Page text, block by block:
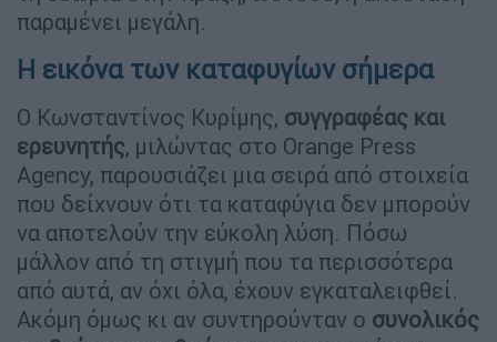
παραμένει μεγάλη.
Η εικόνα των καταφυγίων σήμερα
Ο Κωνσταντίνος Κυρίμης, συγγραφέας και
ερευνητής, μιλώντας στο Orange Press
Agency, παρουσιάζει μια σειρά από στοιχεία
που δείχνουν ότι τα καταφύγια δεν μπορούν
να αποτελούν την εύκολη λύση. Πόσω
μάλλον από τη στιγμή που τα περισσότερα
από αυτά, αν όχι όλα, έχουν εγκαταλειφθεί.
Ακόμη όμως κι αν συντηρούνταν ο συνολικός